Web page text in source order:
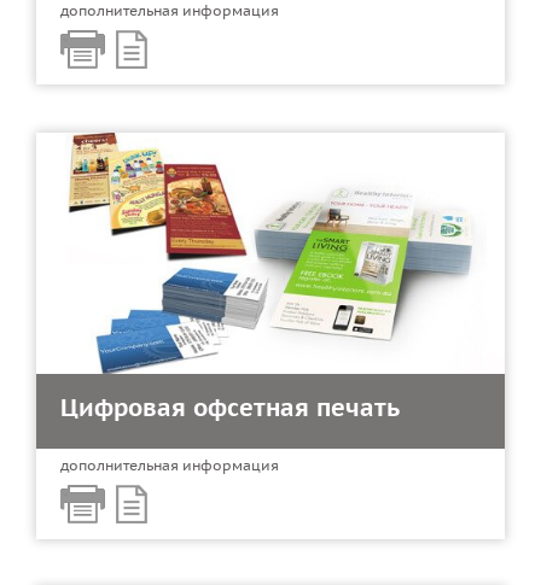
дополнительная информация
Цифровая офсетная печать
дополнительная информация